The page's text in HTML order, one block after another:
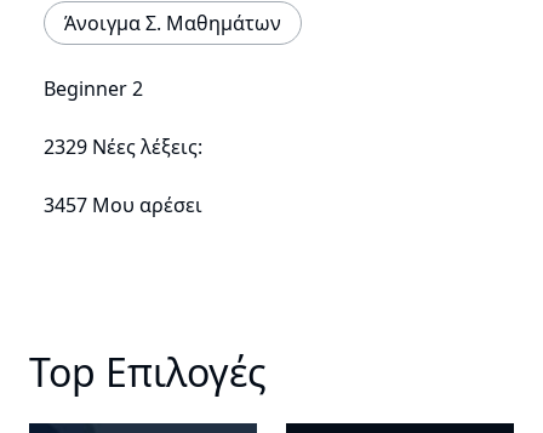
Άνοιγμα Σ. Μαθημάτων
Beginner 2
2329 Νέες λέξεις:
3457 Μου αρέσει
Top Επιλογές